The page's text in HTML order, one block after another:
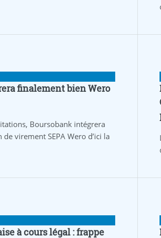
finalement bien Wero
Boursobank intégrera
virement SEPA Wero d’ici la
à cours légal : frappe